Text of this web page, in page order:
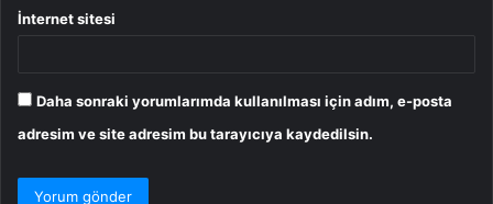
İnternet sitesi
Daha sonraki yorumlarımda kullanılması için adım, e-posta
adresim ve site adresim bu tarayıcıya kaydedilsin.